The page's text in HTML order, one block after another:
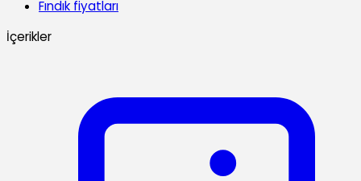
Fındık fiyatları
İçerikler